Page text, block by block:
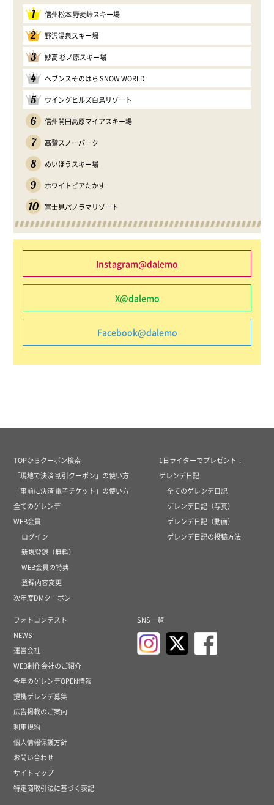
1 信州松本 野麦峠スキー場
2 野沢温泉スキー場
3 妙高 杉ノ原スキー場
4 ヘブンスそのはら SNOW WORLD
5 ウイングヒルズ白鳥リゾート
6 信州開田高原マイアスキー場
7 高鷲スノーパーク
8 めいほうスキー場
9 ホワイトピアたかす
10 富士見パノラマリゾート
Instagram@dalemo
X@dalemo
Facebook@dalemo
TOPからクーポン検索
「現地で決済 割引クーポン」の使い方
「事前に決済 電子チケット」の使い方
全てのゲレンデ
WEB会員
ログイン
新規登録（無料）
WEB会員の特典
登録内容変更
次年度DMクーポン
1日ライターでプレゼント！
ゲレンデ日記
全てのゲレンデ日記
ゲレンデ日記（写真）
ゲレンデ日記（動画）
ゲレンデ日記の投稿方法
フォトコンテスト
NEWS
運営会社
WEB制作会社のご紹介
今年のゲレンデOPEN情報
提携ゲレンデ募集
広告掲載のご案内
利用規約
個人情報保護方針
お問い合わせ
サイトマップ
特定商取引法に基づく表記
SNS一覧